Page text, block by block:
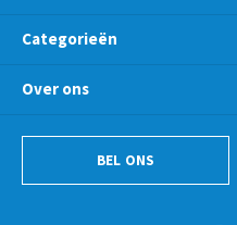
Categorieën
Over ons
BEL ONS